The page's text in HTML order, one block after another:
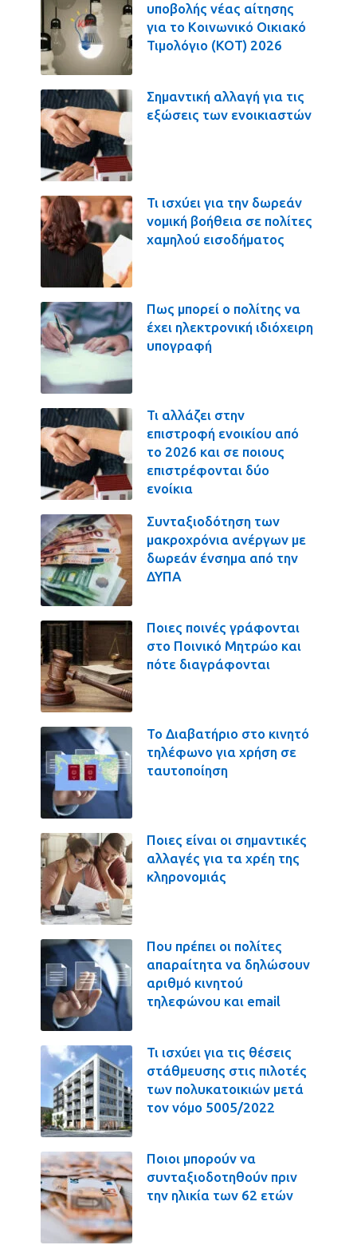
υποβολής νέας αίτησης
για το Κοινωνικό Οικιακό
Τιμολόγιο (ΚΟΤ) 2026
Σημαντική αλλαγή για τις
εξώσεις των ενοικιαστών
Τι ισχύει για την δωρεάν
νομική βοήθεια σε πολίτες
χαμηλού εισοδήματος
Πως μπορεί ο πολίτης να
έχει ηλεκτρονική ιδιόχειρη
υπογραφή
Τι αλλάζει στην
επιστροφή ενοικίου από
το 2026 και σε ποιους
επιστρέφονται δύο
ενοίκια
Συνταξιοδότηση των
μακροχρόνια ανέργων με
δωρεάν ένσημα από την
ΔΥΠΑ
Ποιες ποινές γράφονται
στο Ποινικό Μητρώο και
πότε διαγράφονται
Το Διαβατήριο στο κινητό
τηλέφωνο για χρήση σε
ταυτοποίηση
Ποιες είναι οι σημαντικές
αλλαγές για τα χρέη της
κληρονομιάς
Που πρέπει οι πολίτες
απαραίτητα να δηλώσουν
αριθμό κινητού
τηλεφώνου και email
Τι ισχύει για τις θέσεις
στάθμευσης στις πιλοτές
των πολυκατοικιών μετά
τον νόμο 5005/2022
Ποιοι μπορούν να
συνταξιοδοτηθούν πριν
την ηλικία των 62 ετών